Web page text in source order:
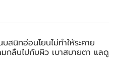
นิทอ่อนโยนไม่ทำให้ระคาย
กลืนไปกับผิว เบาสบายตา แลดู